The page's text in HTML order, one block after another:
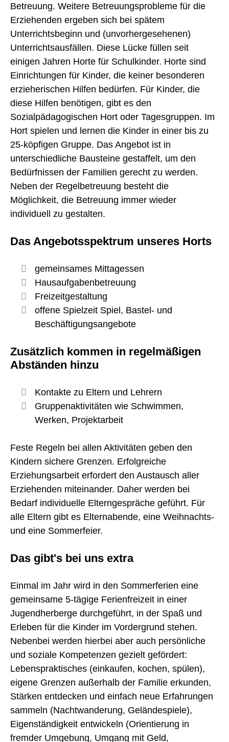
Betreuung. Weitere Betreuungsprobleme für die
Erziehenden ergeben sich bei spätem
Unterrichtsbeginn und (unvorhergesehenen)
Unterrichtsausfällen. Diese Lücke füllen seit
einigen Jahren Horte für Schulkinder. Horte sind
Einrichtungen für Kinder, die keiner besonderen
erzieherischen Hilfen bedürfen. Für Kinder, die
diese Hilfen benötigen, gibt es den
Sozialpädagogischen Hort oder Tagesgruppen. Im
Hort spielen und lernen die Kinder in einer bis zu
25-köpfigen Gruppe. Das Angebot ist in
unterschiedliche Bausteine gestaffelt, um den
Bedürfnissen der Familien gerecht zu werden.
Neben der Regelbetreuung besteht die
Möglichkeit, die Betreuung immer wieder
individuell zu gestalten.
Das Angebotsspektrum unseres Horts
gemeinsames Mittagessen
Hausaufgabenbetreuung
Freizeitgestaltung
offene Spielzeit Spiel, Bastel- und
Beschäftigungsangebote
Zusätzlich kommen in regelmäßigen
Abständen hinzu
Kontakte zu Eltern und Lehrern
Gruppenaktivitäten wie Schwimmen,
Werken, Projektarbeit
Feste Regeln bei allen Aktivitäten geben den
Kindern sichere Grenzen. Erfolgreiche
Erziehungsarbeit erfordert den Austausch aller
Erziehenden miteinander. Daher werden bei
Bedarf individuelle Elterngespräche geführt. Für
alle Eltern gibt es Elternabende, eine Weihnachts-
und eine Sommerfeier.
Das gibt's bei uns extra
Einmal im Jahr wird in den Sommerferien eine
gemeinsame 5-tägige Ferienfreizeit in einer
Jugendherberge durchgeführt, in der Spaß und
Erleben für die Kinder im Vordergrund stehen.
Nebenbei werden hierbei aber auch persönliche
und soziale Kompetenzen gezielt gefördert:
Lebenspraktisches (einkaufen, kochen, spülen),
eigene Grenzen außerhalb der Familie erkunden,
Stärken entdecken und einfach neue Erfahrungen
sammeln (Nachtwanderung, Geländespiele),
Eigenständigkeit entwickeln (Orientierung in
fremder Umgebung, Umgang mit Geld,